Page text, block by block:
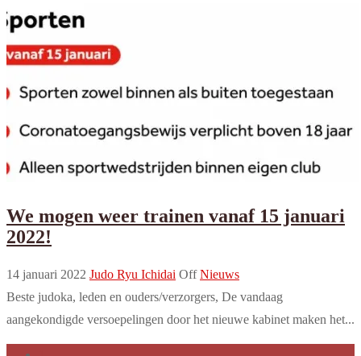
We mogen weer trainen vanaf 15 januari
2022!
14 januari 2022 Judo Ryu Ichidai Off Nieuws
Beste judoka, leden en ouders/verzorgers, De vandaag
aangekondigde versoepelingen door het nieuwe kabinet maken het...